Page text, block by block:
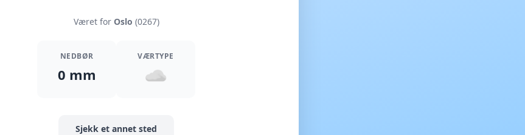
Været for Oslo (0267)
NEDBØR
0 mm
VÆRTYPE
Sjekk et annet sted